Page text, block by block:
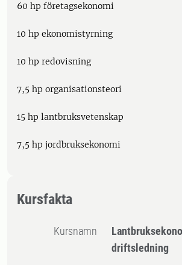
60 hp företagsekonomi
10 hp ekonomistyrning
10 hp redovisning
7,5 hp organisationsteori
15 hp lantbruksvetenskap
7,5 hp jordbruksekonomi
Kursfakta
Kursnamn
driftsledning